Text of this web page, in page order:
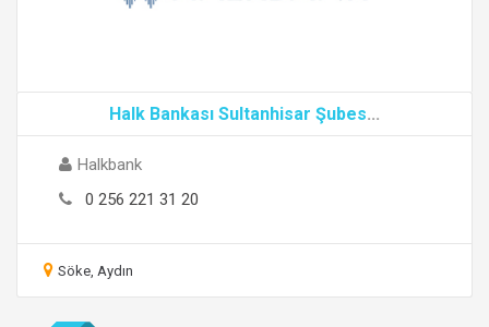
Halk Bankası Sultanhisar Şubes...
Halkbank
0 256 221 31 20
Söke, Aydın